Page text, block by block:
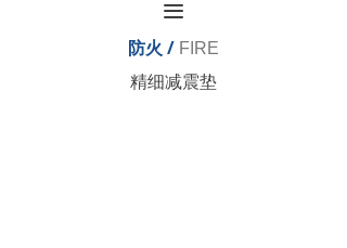
精细减震垫
防火 / FIRE
끀